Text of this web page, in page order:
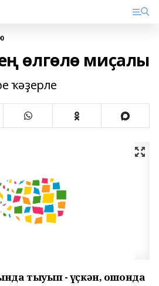
өлгөлө миҫалы
ҡәҙерле
тыуып - үҫкән, ошонда